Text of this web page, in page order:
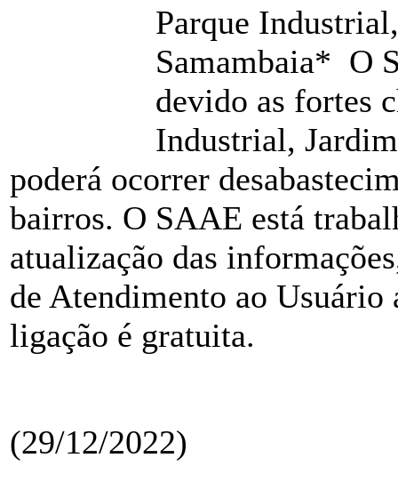
Parque
Samambaia* O
devido as fortes
Industrial,
poderá ocorrer
bairros. O SAAE está
atualização das
de Atendimento ao Usuário
ligação é gratuita.
(29/12/2022)